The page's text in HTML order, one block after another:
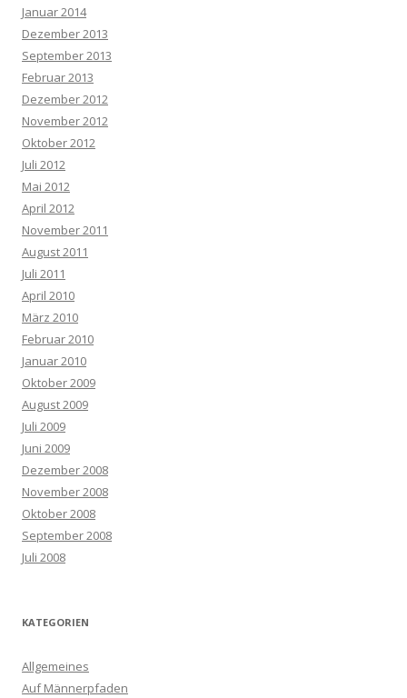
Januar 2014
Dezember 2013
September 2013
Februar 2013
Dezember 2012
November 2012
Oktober 2012
Juli 2012
Mai 2012
April 2012
November 2011
August 2011
Juli 2011
April 2010
März 2010
Februar 2010
Januar 2010
Oktober 2009
August 2009
Juli 2009
Juni 2009
Dezember 2008
November 2008
Oktober 2008
September 2008
Juli 2008
KATEGORIEN
Allgemeines
Auf Männerpfaden